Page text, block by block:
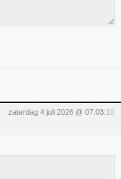
zaterdag 4 juli 2026 @ 07:03:10